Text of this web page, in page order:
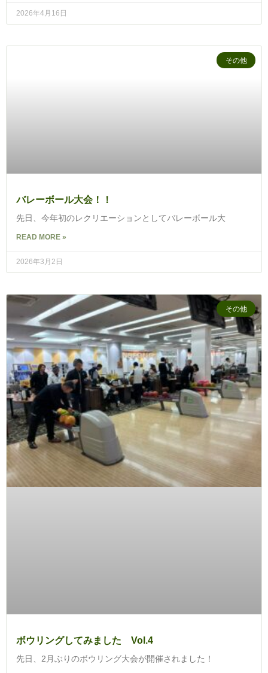
2026年4月16日
その他
バレーボール大会！！
先日、今年初のレクリエーションとしてバレーボール大
READ MORE »
2026年3月2日
その他
ボウリングしてみました Vol.4
先日、2月ぶりのボウリング大会が開催されました！